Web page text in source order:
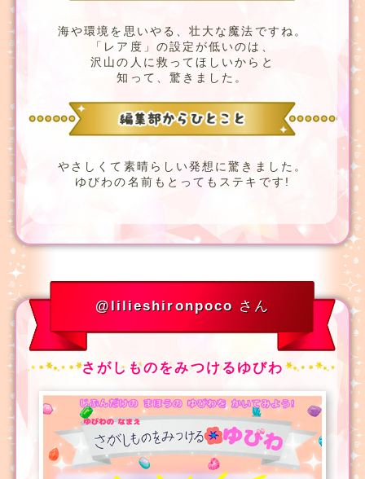
海や環境を思いやる、壮大な魔法ですね。
「レア度」の設定が低いのは、
沢山の人に救ってほしいからと
知って、驚きました。
やさしくて素晴らしい発想に驚きました。
ゆびわの名前もとってもステキです!
@lilieshironpoco さん
さがしものをみつけるゆびわ